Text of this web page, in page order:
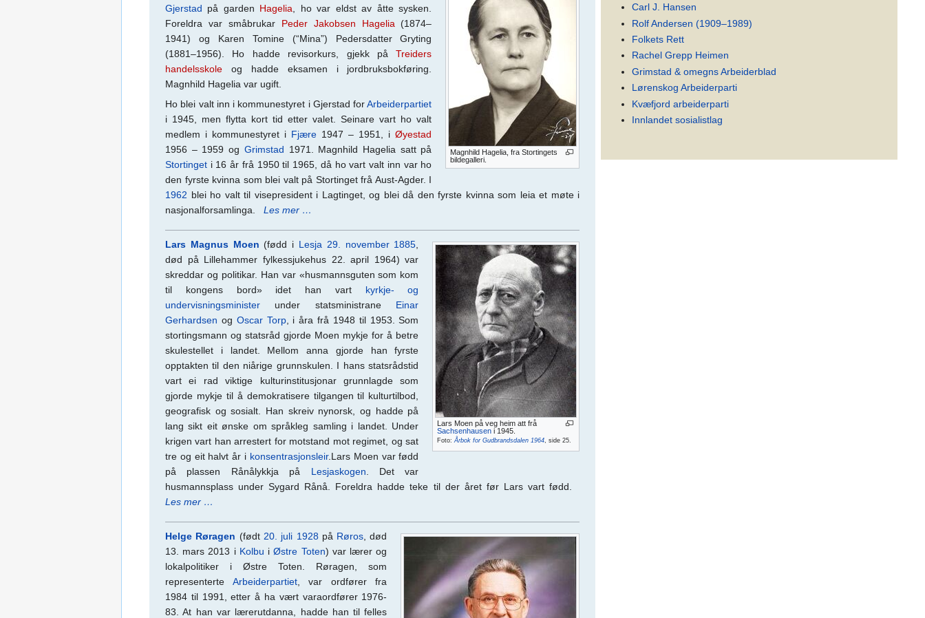
Magnhild Hagelia, fra Stortingets
bildegalleri.
Gjerstad på garden Hagelia, ho var eldst av åtte sysken.
Foreldra var småbrukar Peder Jakobsen Hagelia(1874–
1941) og Karen Tomine (“Mina”) Pedersdatter Gryting
(1881–1956). Ho hadde revisorkurs, gjekk påTreiders
handelsskole og hadde eksamen i jordbruksbokføring.
Magnhild Hagelia var ugift.
Ho blei valt inn i kommunestyret i Gjerstad forArbeiderpartiet
i 1945, men flytta kort tid etter valet. Seinare vart ho valt
medlem i kommunestyret i Fjære 1947 – 1951, iØyestad
1956 – 1959 og Grimstad 1971. Magnhild Hagelia satt på
Stortinget i 16 år frå 1950 til 1965, då ho vart valt inn var ho
den fyrste kvinna som blei valt på Stortinget frå Aust-Agder. I
1962 blei ho valt til visepresident i Lagtinget, og blei då den fyrste kvinna som leia et møte i
nasjonalforsamlinga. Les mer …
Lars Moen på veg heim att frå
Sachsenhausen i 1945.
Foto:Årbok for Gudbrandsdalen 1964, side 25.
Lars Magnus Moen (fødd i Lesja 29. november 1885
død på Lillehammer fylkessjukehus 22. april 1964) var
skreddar og politikar. Han var «husmannsguten som kom
til kongens bord» idet han vart kyrkje- og
undervisningsminister under statsministrane Einar
Gerhardsen og Oscar Torp, i åra frå 1948 til 1953. Som
stortingsmann og statsråd gjorde Moen mykje for å betre
skulestellet i landet. Mellom anna gjorde han fyrste
opptakten til den niårige grunnskulen. I hans statsrådstid
vart ei rad viktige kulturinstitusjonar grunnlagde som
gjorde mykje til å demokratisere tilgangen til kulturtilbod,
geografisk og sosialt. Han skreiv nynorsk, og hadde på
lang sikt eit ønske om språkleg samling i landet. Under
krigen vart han arrestert for motstand mot regimet, og sat
tre og eit halvt år i konsentrasjonsleir.Lars Moen var fødd
på plassen Rånålykkja på Lesjaskogen . Det var
husmannsplass under Sygard Rånå. Foreldra hadde teke til der året før Lars vart fødd.
Les mer …
Helge Røragen (født 20. juli 1928 på Røros , død
13. mars 2013 i Kolbu iØstre Toten) var lærer og
lokalpolitiker i Østre Toten. Røragen, som
representerte Arbeiderpartiet, var ordfører fra
1984 til 1991, etter å ha vært varaordfører 1976-
83. At han var lærerutdanna, hadde han til felles
Carl J. Hansen
Rolf Andersen (1909–1989)
Folkets Rett
Rachel Grepp Heimen
Grimstad & omegns Arbeiderblad
Lørenskog Arbeiderparti
Kvæfjord arbeiderparti
Innlandet sosialistlag